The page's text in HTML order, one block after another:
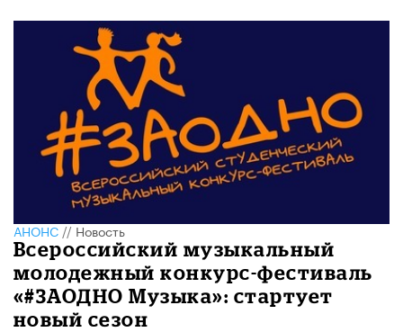
АНОНС//Новость
Всероссийский музыкальный
молодежный конкурс-фестиваль
«#ЗАОДНО Музыка»: стартует
новый сезон